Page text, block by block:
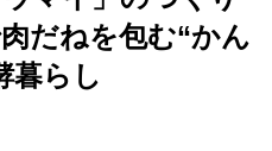
だねを包む“かん
暮らし